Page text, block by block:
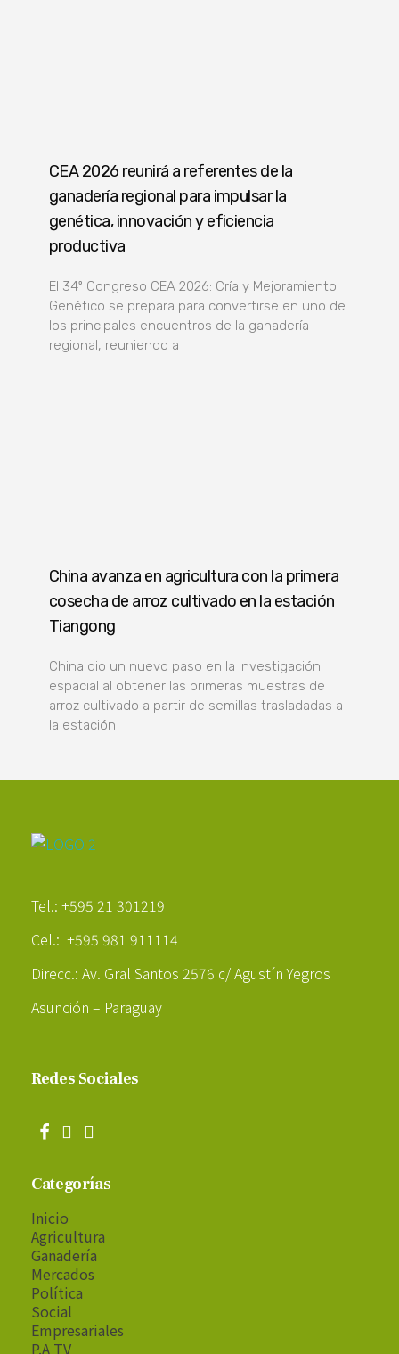
CEA 2026 reunirá a referentes de la
ganadería regional para impulsar la
genética, innovación y eficiencia
productiva
El 34º Congreso CEA 2026: Cría y Mejoramiento
Genético se prepara para convertirse en uno de
los principales encuentros de la ganadería
regional, reuniendo a
China avanza en agricultura con la primera
cosecha de arroz cultivado en la estación
Tiangong
China dio un nuevo paso en la investigación
espacial al obtener las primeras muestras de
arroz cultivado a partir de semillas trasladadas a
la estación
Tel.: +595 21 301219
Cel.: +595 981 911114
Direcc.: Av. Gral Santos 2576 c/ Agustín Yegros
Asunción – Paraguay
Redes Sociales
Categorías
Inicio
Agricultura
Ganadería
Mercados
Política
Social
Empresariales
P.A TV